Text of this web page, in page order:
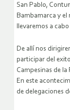
San Pablo,
Bambamarca y el
llevaremos a
De allí nos
participar del
Campesinas de la
En este
de delegaciones